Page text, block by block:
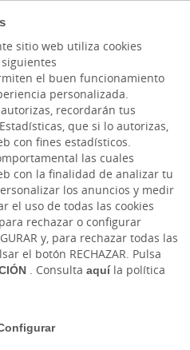
sitio web utiliza cookies
el buen funcionamiento
personalizada.
recordarán tus
que si lo autorizas,
con fines estadísticos.
las cuales
con la finalidad de analizar tu
los anuncios y medir
el uso de todas las cookies
rechazar o configurar
y, para rechazar todas las
el botón RECHAZAR. Pulsa
. Consulta aquíla política
la
de
consolida
mayores
más de
bajo